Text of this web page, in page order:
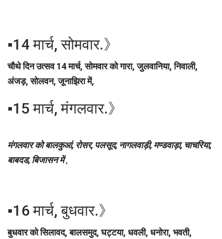
▪︎14 मार्च, सोमवार.》
चौथे दिन उत्सव 14 मार्च, सोमवार को गारा, जुलवानिया, निवाली,
अंजड़, सोलवन, जूनाझिरा में,
▪︎15 मार्च, मंगलवार.》
मंगलवार को बालकुआं, रोसर, पलसूद, नागलवाड़ी, मण्डवाड़ा, चाचरिया,
बाबदड, बिजासन में,
▪︎16 मार्च, बुधवार.》
बुधवार को सिलावद, बालसमुद, घट्टया, धवली, धनोरा, भवती,